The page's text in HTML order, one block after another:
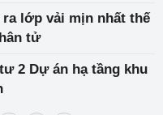
lớp vải mịn nhất thế
tử
2 Dự án hạ tầng khu